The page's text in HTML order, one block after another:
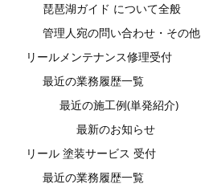
琵琶湖ガイド について全般
管理人宛の問い合わせ・その他
リールメンテナンス修理受付
最近の業務履歴一覧
最近の施工例(単発紹介)
最新のお知らせ
リール 塗装サービス 受付
最近の業務履歴一覧